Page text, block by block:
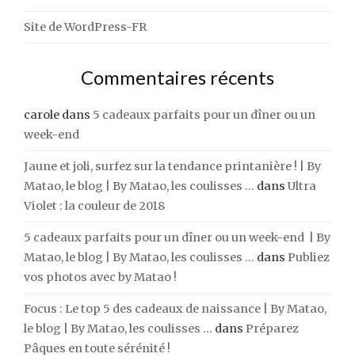
Site de WordPress-FR
Commentaires récents
carole dans 5 cadeaux parfaits pour un dîner ou un
week-end
Jaune et joli, surfez sur la tendance printanière ! | By
Matao, le blog | By Matao, les coulisses ... dans Ultra
Violet : la couleur de 2018
5 cadeaux parfaits pour un dîner ou un week-end | By
Matao, le blog | By Matao, les coulisses ... dans Publiez
vos photos avec by Matao !
Focus : Le top 5 des cadeaux de naissance | By Matao,
le blog | By Matao, les coulisses ... dans Préparez
Pâques en toute sérénité !